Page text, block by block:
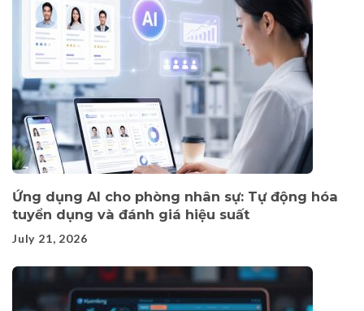
Ứng dụng AI cho phòng nhân sự: Tự động hóa
tuyển dụng và đánh giá hiệu suất
July 21, 2026